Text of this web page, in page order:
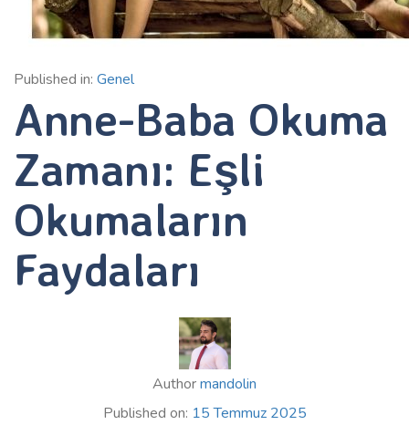
Published in: Genel
Anne-Baba Okuma
Zamanı: Eşli
Okumaların
Faydaları
Authormandolin
Published on: 15 Temmuz 2025